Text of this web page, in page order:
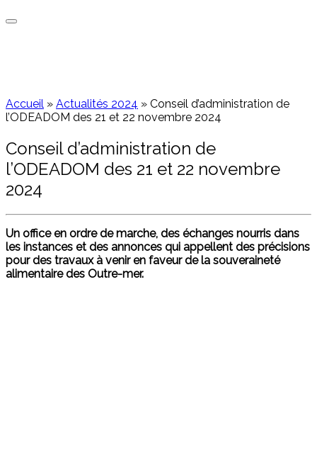
Accueil » Actualités 2024 » Conseil d’administration de
l’ODEADOM des 21 et 22 novembre 2024
Conseil d’administration de
l’ODEADOM des 21 et 22 novembre
2024
Un office en ordre de marche, des échanges nourris dans
les instances et des annonces qui appellent des précisions
pour des travaux à venir en faveur de la souveraineté
alimentaire des Outre-mer.